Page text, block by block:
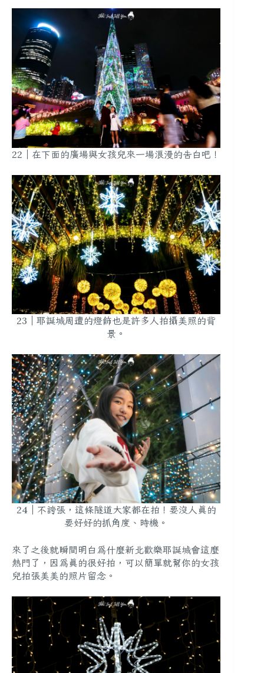
22｜在下面的廣場與女孩兒來一場浪漫的告白吧！
23｜耶誕城周遭的燈飾也是許多人拍攝美照的背
景。
24｜不誇張，這條隧道大家都在拍！要沒人真的
要好好的抓角度、時機。
來了之後就瞬間明白為什麼新北歡樂耶誕城會這麼
熱門了，因為真的很好拍，可以簡單就幫你的女孩
兒拍張美美的照片留念。